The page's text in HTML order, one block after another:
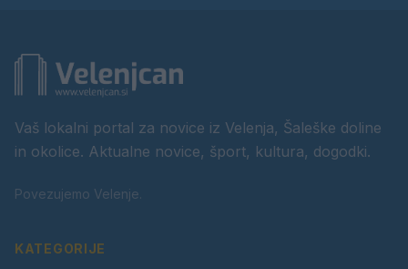
Vaš lokalni portal za novice iz Velenja, Šaleške doline
in okolice. Aktualne novice, šport, kultura, dogodki.
Povezujemo Velenje.
KATEGORIJE